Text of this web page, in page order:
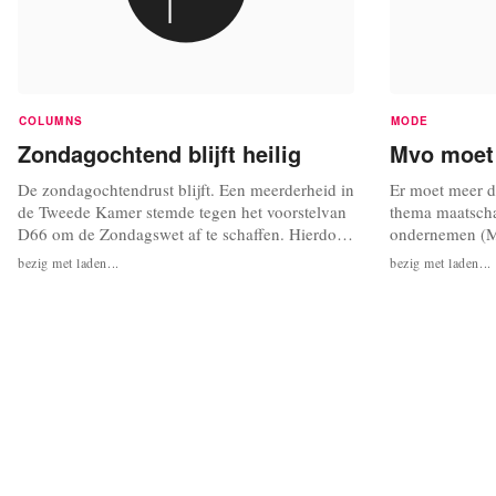
COLUMNS
Zondagochtend blijft heilig
De zondagochtendrust blijft. Een meerderheid in
de Tweede Kamer stemde tegen het voorstelvan
D66 om de Zondagswet af te schaffen. Hierdoor
blijft het verboden om op zondag voor één uur
’s middags bijeenkomsten te organiseren die
bezig met laden...
MODE
Mvo
Er moet meer
thema
ondernemen
het debat over
gehouden in
bezig met laden...